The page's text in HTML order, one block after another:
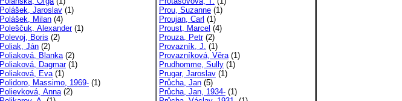
Polášek, Jaroslav (1)
Polášek, Milan (4)
Poleščuk, Alexander(1)
Polevoj, Boris (2)
Poliak, Ján (2)
Poliaková, Blanka(2)
Poliaková, Dagmar(1)
Poliaková, Eva(1)
Polidoro, Massimo, 1969- (1)
Polievková, Anna(2)
Prou, Suzanne (1)
Proujan, Carl (1)
Proust, Marcel (4)
Prouza, Petr(2)
Provazník, J. (1)
Provazníková, Věra(1)
Prudhomme, Sully (1)
Prugar, Jaroslav (1)
Průcha, Jan (5)
Průcha, Jan, 1934- (1)